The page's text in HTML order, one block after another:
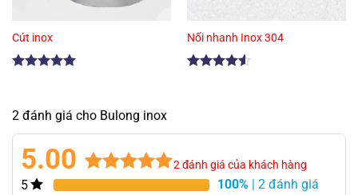
Cút inox Nối nhanh Inox 304
2 đánh giá cho Bulong inox
5.00 2đánh giá của khách hàng
5 100% | 2 đánh giá